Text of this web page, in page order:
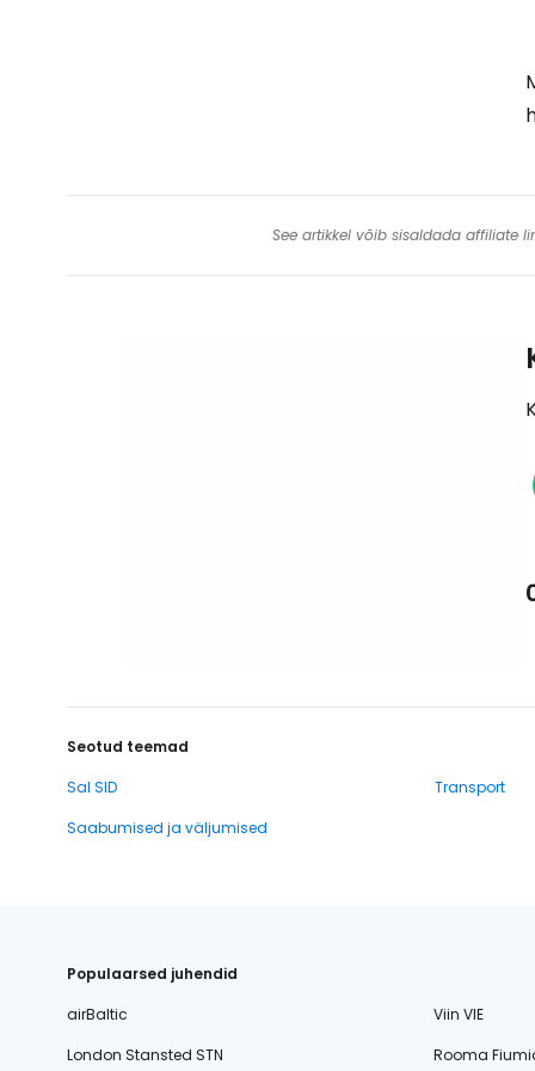
See artikkel võib sisaldada affiliate
Seotud teemad
Sal SID
Transport
Saabumised ja väljumised
Populaarsed juhendid
airBaltic
Viin VIE
London Stansted STN
Rooma